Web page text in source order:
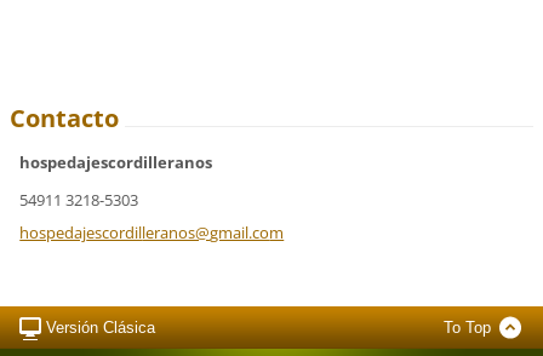
Contacto
hospedajescordilleranos
54911 3218-5303
hospedajescordilleranos@gmail.com
Versión Clásica To Top